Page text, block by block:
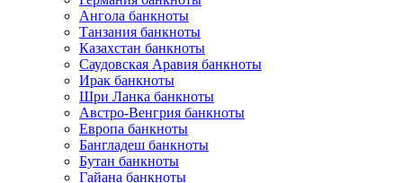
Ангола банкноты
Танзания банкноты
Казахстан банкноты
Саудовская Аравия банкноты
Ирак банкноты
Шри Ланка банкноты
Австро-Венгрия банкноты
Европа банкноты
Бангладеш банкноты
Бутан банкноты
Гайана банкноты